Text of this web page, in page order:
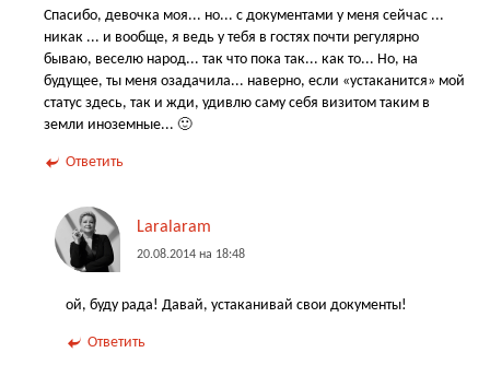
Спасибо, девочка моя... но... с документами у меня сейчас ...
никак ... и вообще, я ведь у тебя в гостях почти регулярно
бываю, веселю народ... так что пока так... как то... Но, на
будущее, ты меня озадачила... наверно, если «устаканится» мой
статус здесь, так и жди, удивлю саму себя визитом таким в
земли иноземные... 🙂
Ответить
Laralaram
20.08.2014 на 18:48
ой, буду рада! Давай, устаканивай свои документы!
Ответить